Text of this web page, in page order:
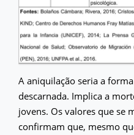
A aniquilação seria a
descarnada. Implica a
jovens. Os valores que se
confirmam que, mesmo